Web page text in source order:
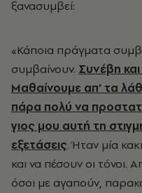
ξανασυμβεί:
«Κάποια πράγματα
συμβαίνουν. Συνέβη
Μαθαίνουμε απ’ τα
πάρα πολύ να
γιος μου αυτή τη
εξετάσεις. Ήταν μία
και να πέσουν οι τόνοι.
όσοι με αγαπούν,